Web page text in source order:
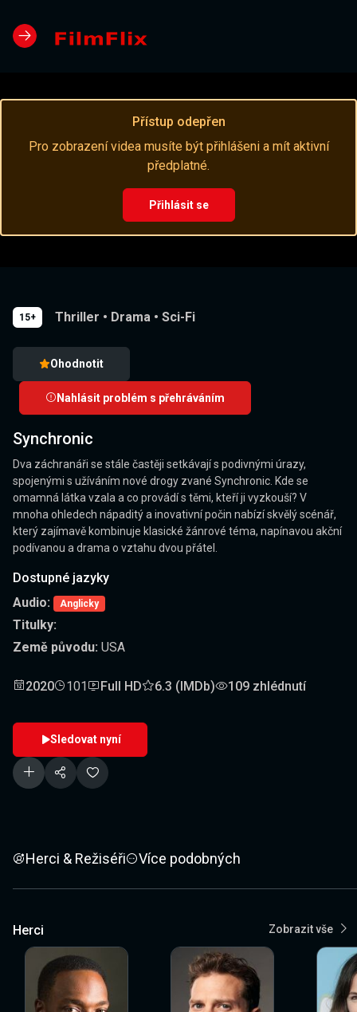
Přístup odepřen
Pro zobrazení videa musíte být přihlášeni a mít aktivní
předplatné.
Přihlásit se
15+ Thriller • Drama • Sci-Fi
Ohodnotit
Nahlásit problém s přehráváním
Synchronic
Dva záchranáři se stále častěji setkávají s podivnými úrazy,
spojenými s užíváním nové drogy zvané Synchronic. Kde se
omamná látka vzala a co provádí s těmi, kteří ji vyzkouší? V
mnoha ohledech nápaditý a inovativní počin nabízí skvělý scénář,
který zajímavě kombinuje klasické žánrové téma, napínavou akční
podívanou a drama o vztahu dvou přátel.
Dostupné jazyky
Audio:
Anglicky
Titulky:
Země původu: USA
2020 101 Full HD 6.3 (IMDb) 109 zhlédnutí
Sledovat nyní
Herci & Režiséři Více podobných
Herci Zobrazit vše